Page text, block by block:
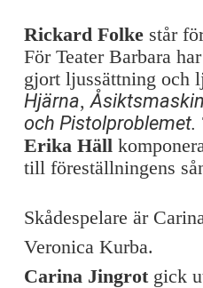
Rickard Folke står
För Teater Barbara
gjort ljussättning och
Hjärna,
och Pistolproblemet.
Erika Häll
till föreställningens
Skådespelare är
Veronica Kurba.
Carina Jingrotgick